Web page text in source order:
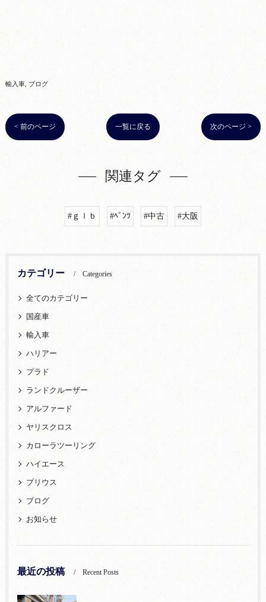
輸入車 ブログ
< 前のページ 一覧に戻る 次のページ >
関連タグ
#ｇｌｂ #ﾍﾞﾝﾂ #中古 #大阪
カテゴリー Categories
全てのカテゴリー
国産車
輸入車
ハリアー
プラド
ランドクルーザー
アルファード
ヤリスクロス
カローラツーリング
ハイエース
プリウス
ブログ
お知らせ
最近の投稿 Recent Posts